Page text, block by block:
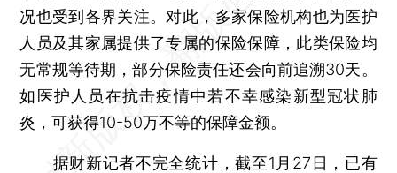
况也受到各界关注。对此，多家保险机构也为医护
人员及其家属提供了专属的保险保障，此类保险均
无常规等待期，部分保险责任还会向前追溯30天。
如医护人员在抗击疫情中若不幸感染新型冠状肺
炎，可获得10-50万不等的保障金额。
据财新记者不完全统计，截至1月27日，已有